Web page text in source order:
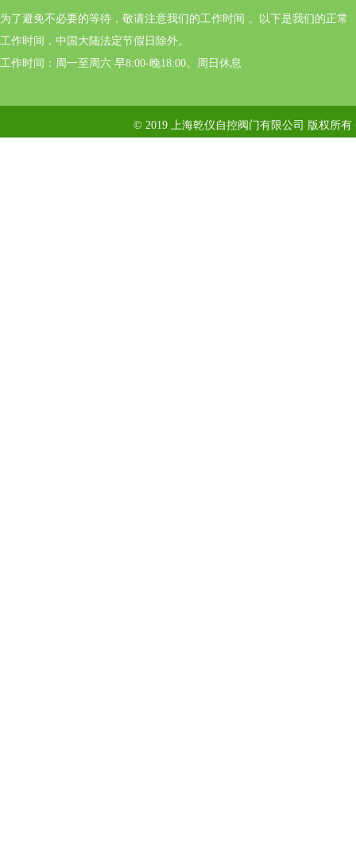
为了避免不必要的等待，敬请注意我们的工作时间 。以下是我们的正常
工作时间，中国大陆法定节假日除外。
工作时间：周一至周六 早8:00-晚18:00。周日休息
© 2019 上海乾仪自控阀门有限公司 版权所有